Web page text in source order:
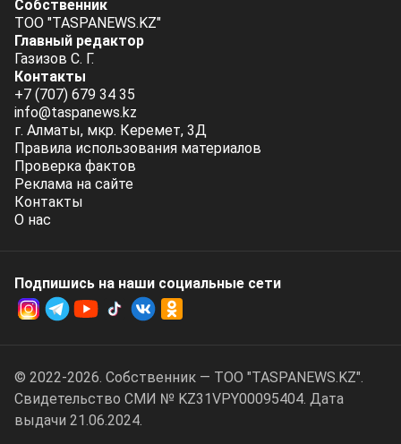
Собственник
ТОО "TASPANEWS.KZ"
Главный редактор
Газизов С. Г.
Контакты
+7 (707) 679 34 35
info@taspanews.kz
г. Алматы, мкр. Керемет, 3Д
Правила использования материалов
Проверка фактов
Реклама на сайте
Контакты
О нас
Подпишись на наши социальные cети
© 2022-2026. Собственник — ТОО "TASPANEWS.KZ".
Cвидетельство СМИ № KZ31VPY00095404. Дата
выдачи 21.06.2024.